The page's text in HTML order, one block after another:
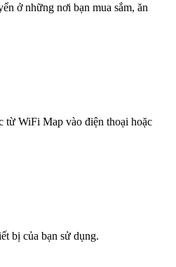
ở những nơi bạn mua sắm, ăn
từ WiFi Map vào điện thoại hoặc
bị của bạn sử dụng.